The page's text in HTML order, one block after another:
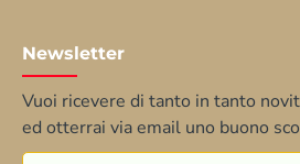
Newsletter
Vuoi ricevere di tanto in tanto
ed otterrai via email uno buono
Inserisci